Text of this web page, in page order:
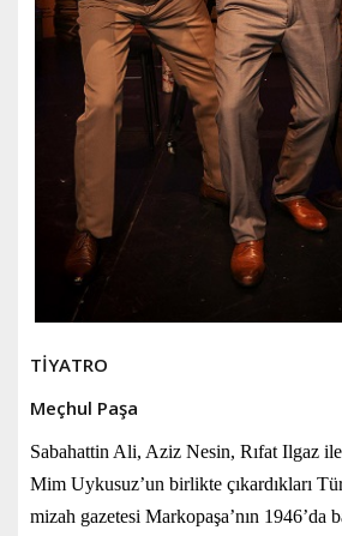
TİYATRO
Meçhul Paşa
Sabahattin Ali, Aziz Nesin, Rıfat Ilgaz
Mim Uykusuz’un birlikte çıkardıkları
mizah gazetesi Markopaşa’nın 1946’da